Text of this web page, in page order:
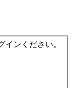
インください。